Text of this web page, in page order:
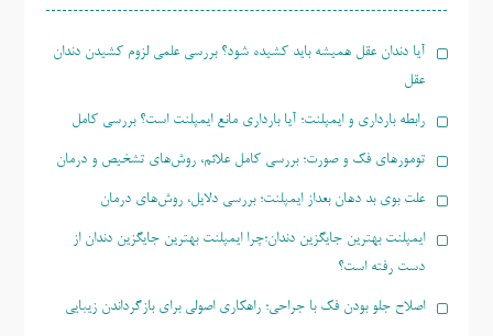
آیا دندان عقل همیشه باید کشیده شود؟ بررسی علمی لزوم کشیدن دندان
عقل
رابطه بارداری و ایمپلنت؛ آیا بارداری مانع ایمپلنت است؟ بررسی کامل
تومورهای فک و صورت؛ بررسی کامل علائم، روش‌های تشخیص و درمان
علت بوی بد دهان بعداز ایمپلنت؛ بررسی دلایل، روش‌های درمان
ایمپلنت بهترین جایگزین دندان؛چرا ایمپلنت بهترین جایگزین دندان از
دست رفته است؟
اصلاح جلو بودن فک با جراحی؛ راهکاری اصولی برای بازگرداندن زیبایی